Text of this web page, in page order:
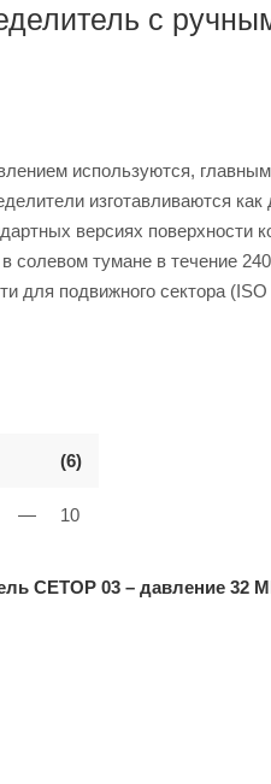
с
используются,
изготавливаются
версиях поверхности
тумане в течение
для подвижного сектора
(6)
— 10
CETOP 03 – давление 32